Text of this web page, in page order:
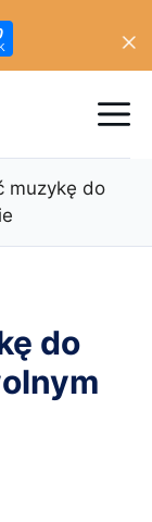
muzykę do
do